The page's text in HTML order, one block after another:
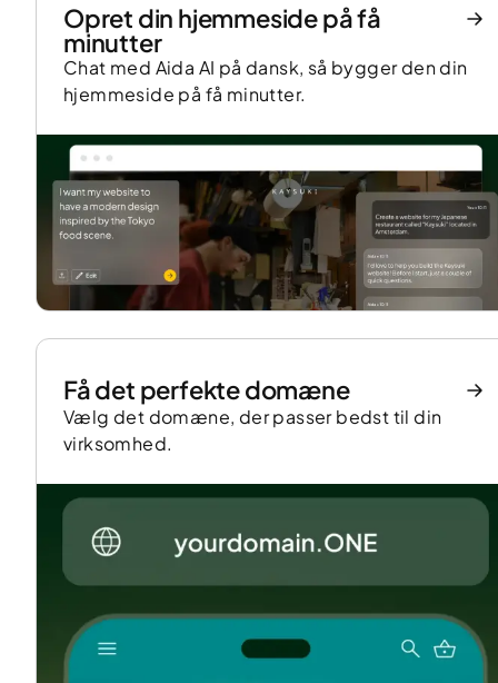
Opret din hjemmeside på få
minutter
Chat med Aida AI på dansk, så bygger den din
hjemmeside på få minutter.
Få det perfekte domæne
Vælg det domæne, der passer bedst til din
virksomhed.